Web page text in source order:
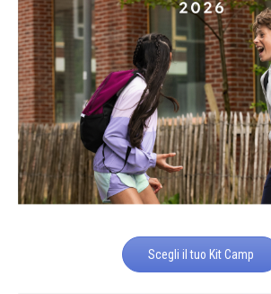
Scegli il tuo Kit Camp